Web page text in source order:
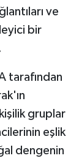
ve
bir
tarafından
gruplar
eşlik
dengenin